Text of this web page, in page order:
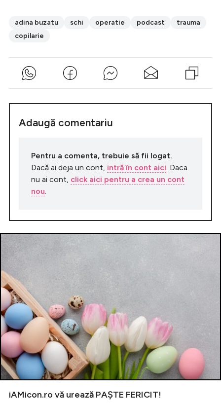
adina buzatu schi operatie podcast
trauma
copilarie
Adaugă comentariu
Pentru a comenta, trebuie să fii logat.
Dacă ai deja un cont, intră în cont aici. Daca
nu ai cont, click aici pentru a crea un cont
nou.
iAMicon.ro vă urează PAȘTE FERICIT!